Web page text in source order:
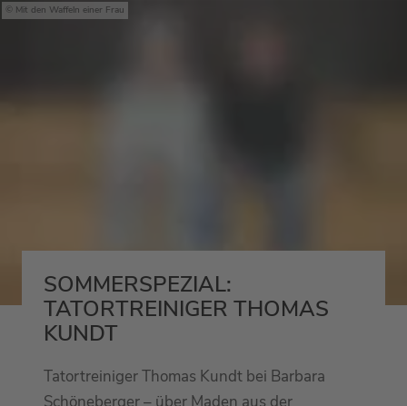
Mit den Waffeln einer Frau
SOMMERSPEZIAL:
TATORTREINIGER THOMAS
KUNDT
Tatortreiniger Thomas Kundt bei Barbara